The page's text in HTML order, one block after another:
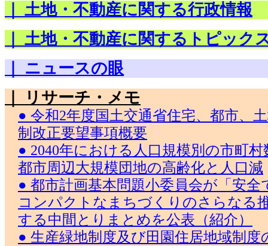
｜ 土地・不動産に関する行政情報
｜ 土地・不動産に関するトピック
｜ ニュースの眼
｜ リサーチ・メモ
● 令和2年度国土交通省住宅、都市、
制改正要望事項概要
● 2040年における人口規模別の市町
都市周辺大規模団地の高齢化と人口減
● 都市計画基本問題小委員会が「安
コンパクトなまちづくりのさらなる
する中間とりまとめを公表（紹介）
● 生産緑地制度及び田園住居地域制度